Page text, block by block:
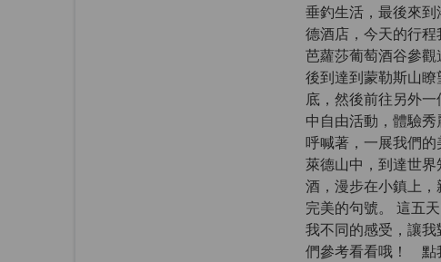
垂釣生活，最後來
德酒店，今天的行
芭蘿莎葡萄酒谷參
後到達到蒙勒斯山
底，然後前往另外
中自由活動，體驗
呼喊著，一展我們
萊德山中，到達世
酒，漫步在小鎮上
完美的句號。 這五
我不同的感受，讓
們參考看看哦！ 點